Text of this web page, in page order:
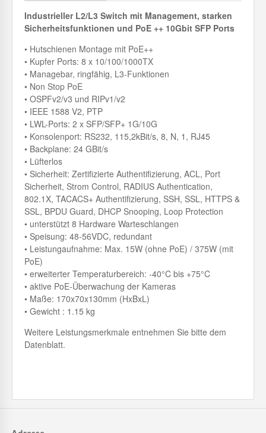
Industrieller L2/L3 Switch mit Management, starken
Sicherheitsfunktionen und PoE ++ 10Gbit SFP Ports
• Hutschienen Montage mit PoE++
• Kupfer Ports: 8 x 10/100/1000TX
• Managebar, ringfähig, L3-Funktionen
• Non Stop PoE
• OSPFv2/v3 und RIPv1/v2
• IEEE 1588 V2, PTP
• LWL-Ports: 2 x SFP/SFP+ 1G/10G
• Konsolenport: RS232, 115,2kBit/s, 8, N, 1, RJ45
• Backplane: 24 GBit/s
• Lüfterlos
• Sicherheit: Zertifizierte Authentifizierung, ACL, Port
Sicherheit, Strom Control, RADIUS Authentication,
802.1X, TACACS+ Authentifizierung, SSH, SSL, HTTPS &
SSL, BPDU Guard, DHCP Snooping, Loop Protection
• unterstützt 8 Hardware Warteschlangen
• Speisung: 48-56VDC, redundant
• Leistungaufnahme: Max. 15W (ohne PoE) / 375W (mit
PoE)
• erweiterter Temperaturbereich: -40°C bis +75°C
• aktive PoE-Überwachung der Kameras
• Maße: 170x70x130mm (HxBxL)
• Gewicht : 1.15 kg
Weitere Leistungsmerkmale entnehmen Sie bitte dem
Datenblatt.